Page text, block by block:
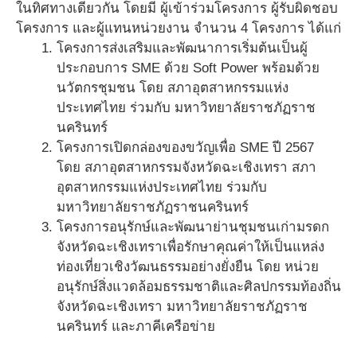
ในทิศทางเดียวกัน โดยมี ผู้เข้าร่วมโครงการ ผู้รับผิดชอบ
โครงการ และผู้แทนหน่วยงาน จำนวน 4 โครงการ ได้แก่
โครงการส่งเสริมและพัฒนาการเริ่มต้นเป็นผู้
ประกอบการ SME ด้วย Soft Power พร้อมด้วย
นวัตกรชุมชน โดย สภาอุตสาหกรรมแห่ง
ประเทศไทย ร่วมกับ มหาวิทยาลัยราชภัฏราช
นครินทร์
โครงการเปิดกล่องของขวัญเพื่อ SME ปี 2567
โดย สภาอุตสาหกรรมจังหวัดฉะเชิงเทรา สภา
อุตสาหกรรมแห่งประเทศไทย ร่วมกับ
มหาวิทยาลัยราชภัฏราชนครินทร์
โครงการอนุรักษ์และพัฒนาย่านชุมชนเก่ามรดก
จังหวัดฉะเชิงเทราเพื่อรักษาคุณค่าให้เป็นแหล่ง
ท่องเที่ยวเชิงวัฒนธรรมอย่างยั่งยืน โดย หน่วย
อนุรักษ์สิ่งแวดล้อมธรรมชาติและศิลปกรรมท้องถิ่น
จังหวัดฉะเชิงเทรา มหาวิทยาลัยราชภัฏราช
นครินทร์ และภาคีเครือข่าย